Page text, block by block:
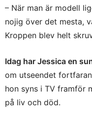
– När man är modell
nojig över det mesta,
Kroppen blev helt
Idag har Jessica en
om utseendet
hon syns i TV framför
på liv och död.